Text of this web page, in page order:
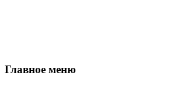
Главное меню